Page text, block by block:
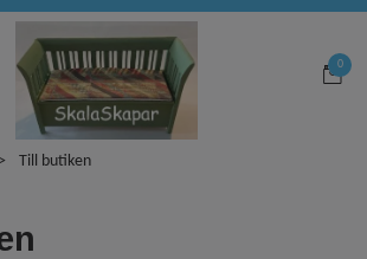
0
Till butiken